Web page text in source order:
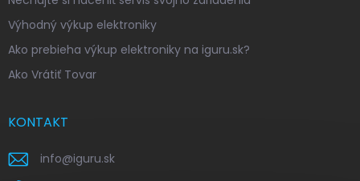
Výhodný výkup elektroniky
Ako prebieha výkup elektroniky na iguru.sk?
Ako Vrátiť Tovar
KONTAKT
info@iguru.sk